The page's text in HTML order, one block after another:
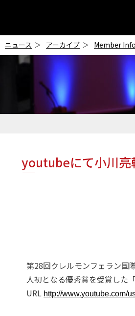
ニュース アーカイブ Member
youtubeにて小川亮
第28回クレルモンフェラン国
人初となる優秀賞を受賞した
URL http://www.youtube.com/